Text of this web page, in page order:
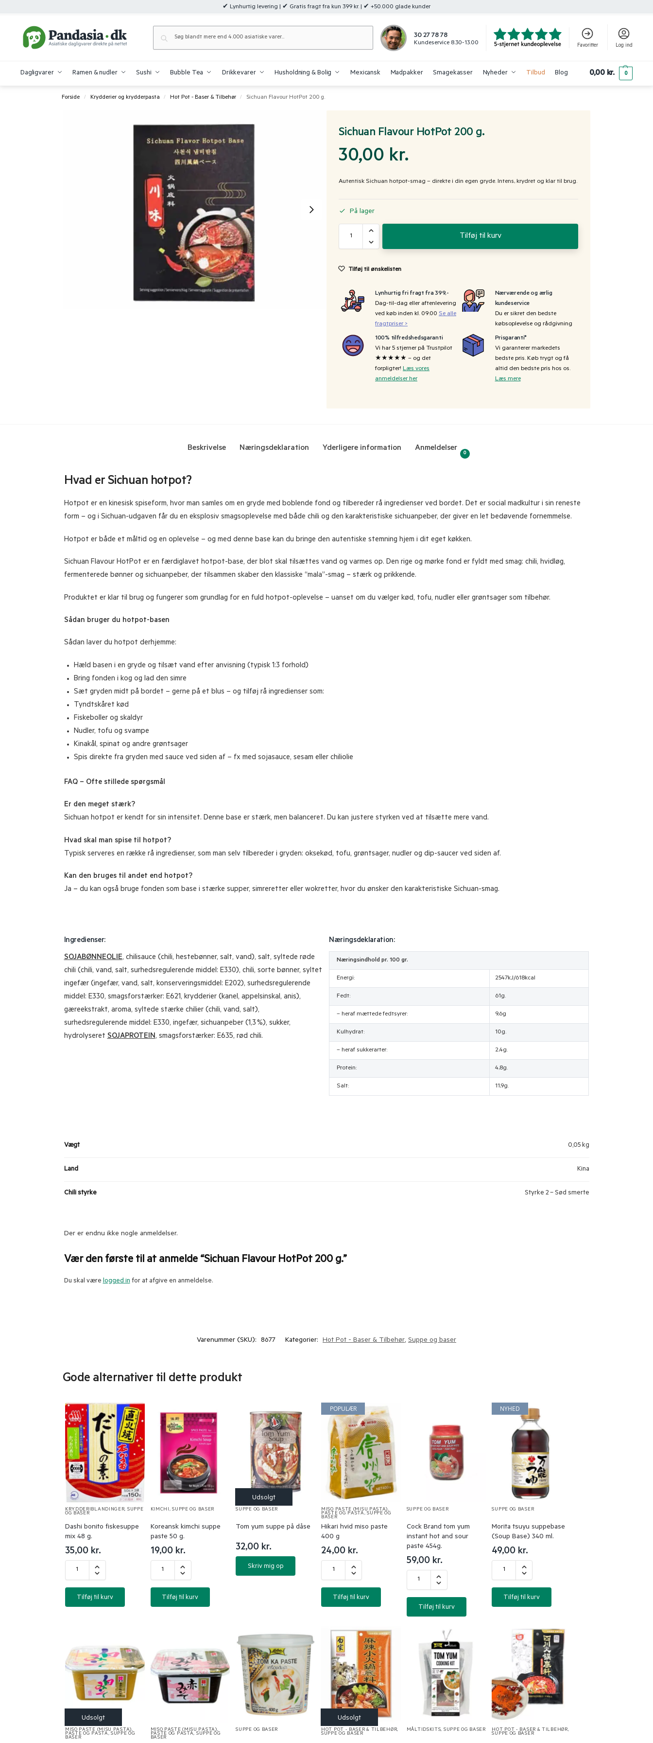
✔ Lynhurtig levering | ✔ Gratis fragt fra kun 399 kr. | ✔ +50.000 glade kunder
30 27 78 78
Kundeservice 8.30-13.00 Favoritter Log ind
Dagligvarer Ramen & nudler Sushi Bubble Tea Drikkevarer Husholdning & Bolig Mexicansk Madpakker Smagekasser Nyheder Tilbud Blog 0,00 kr. 0
Forside / Krydderier og krydderpasta / Hot Pot - Baser & Tilbehør / Sichuan Flavour HotPot 200 g.
Sichuan Flavour HotPot 200 g.
30,00 kr.
Autentisk Sichuan hotpot-smag – direkte i din egen gryde. Intens, krydret og klar til brug.
På lager
Tilføj til kurv
Tilføj til ønskelisten
Lynhurtig fri fragt fra 399,-
Dag-til-dag eller aftenlevering
ved køb inden kl. 09:00 Se alle
fragtpriser >
Nærværende og ærlig
kundeservice
Du er sikret den bedste
købsoplevelse og rådgivning
100% tilfredshedsgaranti
Vi har 5 stjerner på Trustpilot
★★★★★ – og det
forpligter! Læs vores
anmeldelser her
Prisgaranti*
Vi garanterer markedets
bedste pris. Køb trygt og få
altid den bedste pris hos os.
Læs mere
Beskrivelse Næringsdeklaration Yderligere information Anmeldelser
0
Hvad er Sichuan hotpot?
Hotpot er en kinesisk spiseform, hvor man samles om en gryde med boblende fond og tilbereder rå ingredienser ved bordet. Det er social madkultur i sin reneste
form – og i Sichuan-udgaven får du en eksplosiv smagsoplevelse med både chili og den karakteristiske sichuanpeber, der giver en let bedøvende fornemmelse.
Hotpot er både et måltid og en oplevelse – og med denne base kan du bringe den autentiske stemning hjem i dit eget køkken.
Sichuan Flavour HotPot er en færdiglavet hotpot-base, der blot skal tilsættes vand og varmes op. Den rige og mørke fond er fyldt med smag: chili, hvidløg,
fermenterede bønner og sichuanpeber, der tilsammen skaber den klassiske “mala”-smag – stærk og prikkende.
Produktet er klar til brug og fungerer som grundlag for en fuld hotpot-oplevelse – uanset om du vælger kød, tofu, nudler eller grøntsager som tilbehør.
Sådan bruger du hotpot-basen
Sådan laver du hotpot derhjemme:
Hæld basen i en gryde og tilsæt vand efter anvisning (typisk 1:3 forhold)
Bring fonden i kog og lad den simre
Sæt gryden midt på bordet – gerne på et blus – og tilføj rå ingredienser som:
Tyndtskåret kød
Fiskeboller og skaldyr
Nudler, tofu og svampe
Kinakål, spinat og andre grøntsager
Spis direkte fra gryden med sauce ved siden af – fx med sojasauce, sesam eller chiliolie
FAQ – Ofte stillede spørgsmål
Er den meget stærk?
Sichuan hotpot er kendt for sin intensitet. Denne base er stærk, men balanceret. Du kan justere styrken ved at tilsætte mere vand.
Hvad skal man spise til hotpot?
Typisk serveres en række rå ingredienser, som man selv tilbereder i gryden: oksekød, tofu, grøntsager, nudler og dip-saucer ved siden af.
Kan den bruges til andet end hotpot?
Ja – du kan også bruge fonden som base i stærke supper, simreretter eller wokretter, hvor du ønsker den karakteristiske Sichuan-smag.
Ingredienser:
SOJABØNNEOLIE, chilisauce (chili, hestebønner, salt, vand), salt, syltede røde
chili (chili, vand, salt, surhedsregulerende middel: E330), chili, sorte bønner, syltet
ingefær (ingefær, vand, salt, konserveringsmiddel: E202), surhedsregulerende
middel: E330, smagsforstærker: E621, krydderier (kanel, appelsinskal, anis),
gæreekstrakt, aroma, syltede stærke chilier (chili, vand, salt),
surhedsregulerende middel: E330, ingefær, sichuanpeber (1,3 %), sukker,
hydrolyseretSOJAPROTEIN, smagsforstærker: E635, rød chili.
Næringsdeklaration:
Næringsindhold pr. 100 gr.
Energi: 2547kJ/618kcal
Fedt: 61g.
– heraf mættede fedtsyrer: 9,6g
Kulhydrat: 10g.
– heraf sukkerarter: 2,4g.
Protein: 4,8g.
Salt: 11,9g.
Vægt 0,05 kg
Land Kina
Chili styrke Styrke 2 – Sød smerte
Der er endnu ikke nogle anmeldelser.
Vær den første til at anmelde “Sichuan Flavour HotPot 200 g.”
Du skal værelogged infor at afgive en anmeldelse.
Varenummer (SKU): 8677 Kategorier: Hot Pot - Baser & Tilbehør, Suppe og baser
Gode alternativer til dette produkt
KRYDDERIBLANDINGER, SUPPE
OG BASER
Dashi bonito fiskesuppe
mix 48 g.
35,00 kr.
Tilføj til kurv
KIMCHI,SUPPE OG BASER
Koreansk kimchi suppe
paste 50 g.
19,00 kr.
Tilføj til kurv
SUPPE OG BASER
Tom yum suppe på dåse
32,00 kr.
Skriv mig op
POPULÆR
MISO PASTE (MISU PASTA),
PASTE OG PASTA,SUPPE OG
BASER
Hikari hvid miso paste
400 g
24,00 kr.
Tilføj til kurv
SUPPE OG BASER
Cock Brand tom yum
instant hot and sour
paste 454g.
59,00 kr.
Tilføj til kurv
NYHED
SUPPE OG BASER
Morita tsuyu suppebase
(Soup Base) 340 ml.
49,00 kr.
Tilføj til kurv
MISO PASTE (MISU PASTA),
PASTE OG PASTA,SUPPE OG
BASER
MISO PASTE (MISU PASTA),
PASTE OG PASTA, SUPPE OG
BASER
SUPPE OG BASER HOT POT - BASER & TILBEHØR,
SUPPE OG BASER
MÅLTIDSKITS, SUPPE OG BASER HOT POT - BASER & TILBEHØR,
SUPPE OG BASER